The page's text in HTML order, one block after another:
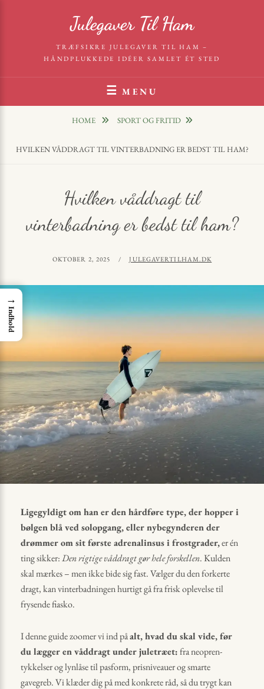
Julegaver Til Ham
TRÆFSIKRE JULEGAVER TIL HAM –
HÅNDPLUKKEDE IDÉER SAMLET ÉT STED
MENU
HOME SPORT OG FRITID
HVILKEN VÅDDRAGT TIL VINTERBADNING ER BEDST TIL HAM?
Hvilken våddragt til
vinterbadning er bedst til ham?
POSTED
OKTOBER 2, 2025 BY
JULEGAVERTILHAM.DK
Ligegyldigt om han er den hårdføre type, der hopper i
bølgen blå ved solopgang, eller nybegynderen der
drømmer om sit første adrenalinsus i frostgrader,er én
ting sikker:Den rigtige våddragt gør hele forskellen. Kulden
skal mærkes – men ikke bide sig fast. Vælger du den forkerte
dragt, kan vinterbadningen hurtigt gå fra frisk oplevelse til
frysende fiasko.
I denne guide zoomer vi ind påalt, hvad du skal vide, før
du lægger en våddragt under juletræet:fra neopren-
tykkelser og lynlåse til pasform, prisniveauer og smarte
gavegreb. Vi klæder dig på med konkrete råd, så du trygt kan
→
Indhold